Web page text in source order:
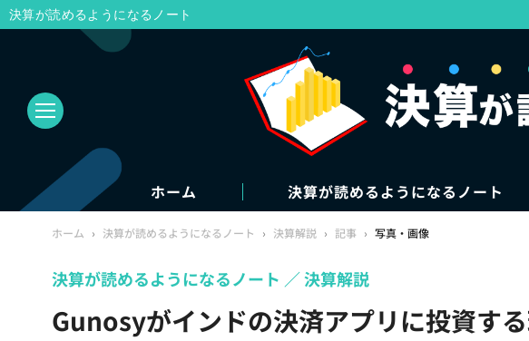
ホーム 決算が読めるようになるノート
ホーム › 決算が読めるようになるノート › 決算解説 › 記事 › 写真・画像
Gunosyがインドの決済アプリに投資す
決算が読めるようになるノート 決算解説
決算が読めるようになるノート